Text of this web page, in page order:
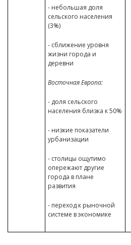
- небольшая доля
сельского населения
(3%)
- сближение уровня
жизни города и
деревни
Восточная Европа:
- доля сельского
населения близка к 50%
- низкие показатели
урбанизации
- столицы ощутимо
опережают другие
города в плане
развития
- переход к рыночной
системе в экономике